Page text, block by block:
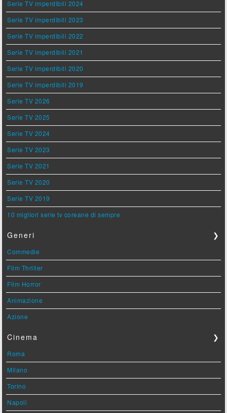
Serie TV imperdibili 2024
Serie TV imperdibili 2023
Serie TV imperdibili 2022
Serie TV imperdibili 2021
Serie TV imperdibili 2020
Serie TV imperdibili 2019
Serie TV 2026
Serie TV 2025
Serie TV 2024
Serie TV 2023
Serie TV 2021
Serie TV 2020
Serie TV 2019
10 migliori serie tv coreane di sempre
Generi ❯
Commedie
Film Thriller
Film Horror
Animazione
Azione
Cinema ❯
Roma
Milano
Torino
Napoli